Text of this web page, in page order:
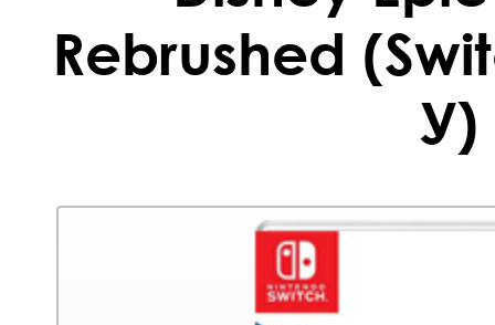
Rebrushed
У)